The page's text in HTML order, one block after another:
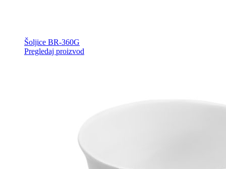
Šoljice BR-360G
Pregledaj proizvod